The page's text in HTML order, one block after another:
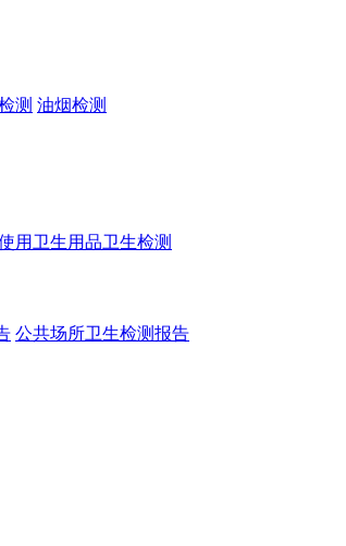
测 油烟检测
用卫生用品卫生检测
公共场所卫生检测报告